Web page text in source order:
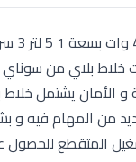
خلاط بلاي من
للحصول علي